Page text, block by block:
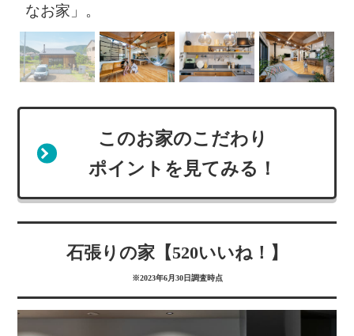
なお家」。
このお家のこだわり
ポイントを見てみる！
石張りの家【520いいね！】
※2023年6月30日調査時点